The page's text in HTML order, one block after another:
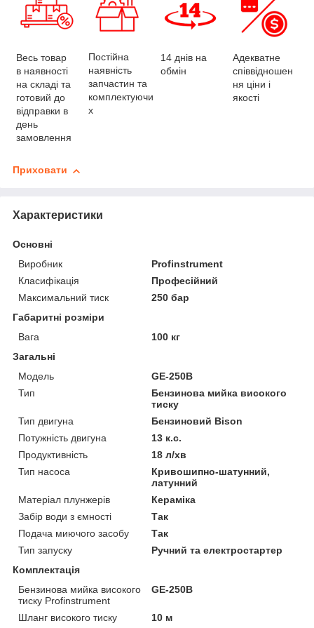
Весь товар
в наявності
на складі та
готовий до
відправки в
день
замовлення
Постійна
наявність
запчастин та
комплектуючи
х
14 днів на
обмін
Адекватне
співвідношен
ня ціни і
якості
Приховати
Характеристики
Основні
Виробник
Profinstrument
Класифікація
Професійний
Максимальний тиск
250 бар
Габаритні розміри
Вага
100 кг
Загальні
Модель
GE-250B
Тип
Бензинова мийка високого
тиску
Тип двигуна
Бензиновий Bison
Потужність двигуна
13 к.с.
Продуктивність
18 л/хв
Тип насоса
Кривошипно-шатунний,
латунний
Матеріал плунжерів
Кераміка
Забір води з ємності
Так
Подача миючого засобу
Так
Тип запуску
Ручний та електростартер
Комплектація
Бензинова мийка високого
тиску Profinstrument
GE-250B
Шланг високого тиску
10 м